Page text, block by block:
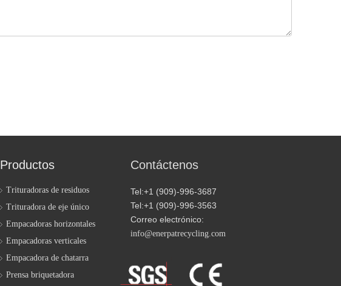
Productos
Trituradoras de residuos
Trituradora de eje único
Empacadoras horizontales
Empacadoras verticales
Empacadora de chatarra
Prensa briquetadora
Contáctenos
Tel:+1 (909)-996-3687
Tel:+1 (909)-996-3563
Correo electrónico:
info@enerpatrecycling.com